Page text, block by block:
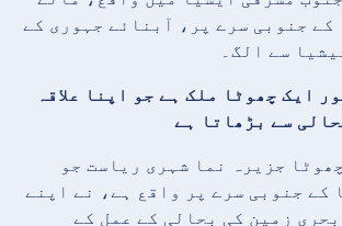
کے جنوبی سرے پر، آبنائے جہوری کے
سے الگ۔
ایک چھوٹا ملک ہے جو اپنا علاقہ
سے بڑھاتا ہے
جزیرہ نما شہری ریاست جو
کے جنوبی سرے پر واقع ہے، نے اپنے
زمین کی بحالی کے عمل کے